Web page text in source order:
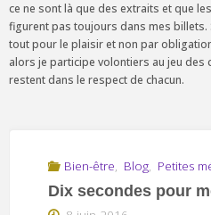
ce ne sont là que des extraits et que
figurent pas toujours dans mes billets.
tout pour le plaisir et non par
alors je participe volontiers au jeu des
restent dans le respect de chacun.
Bien-être, Blog, Petites
Dix secondes pour